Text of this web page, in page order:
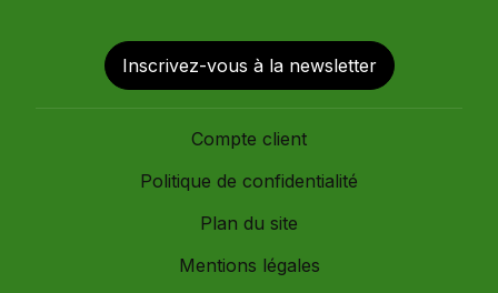
Inscrivez-vous à la newsletter
Compte client
Politique de confidentialité
Plan du site
Mentions légales